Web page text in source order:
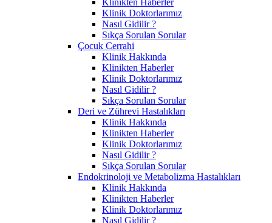
Klinik Doktorlarımız
Nasıl Gidilir ?
Sıkça Sorulan Sorular
Çocuk Cerrahi
Klinik Hakkında
Klinikten Haberler
Klinik Doktorlarımız
Nasıl Gidilir ?
Sıkça Sorulan Sorular
Deri ve Zührevi Hastalıkları
Klinik Hakkında
Klinikten Haberler
Klinik Doktorlarımız
Nasıl Gidilir ?
Sıkça Sorulan Sorular
Endokrinoloji ve Metabolizma Hastalıkları
Klinik Hakkında
Klinikten Haberler
Klinik Doktorlarımız
Nasıl Gidilir ?